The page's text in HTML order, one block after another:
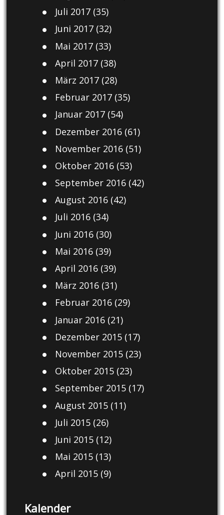
Juli 2017(35)
Juni 2017(32)
Mai 2017(33)
April 2017(38)
März 2017(28)
Februar 2017(35)
Januar 2017(54)
Dezember 2016(61)
November 2016(51)
Oktober 2016(53)
September 2016(42)
August 2016(42)
Juli 2016(34)
Juni 2016(30)
Mai 2016(39)
April 2016(39)
März 2016(31)
Februar 2016(29)
Januar 2016(21)
Dezember 2015(17)
November 2015(23)
Oktober 2015(23)
September 2015(17)
August 2015(11)
Juli 2015(26)
Juni 2015(12)
Mai 2015(13)
April 2015(9)
Kalender